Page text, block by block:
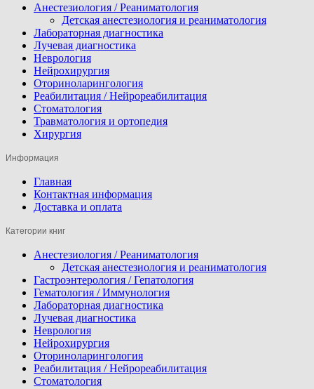
Анестезиология / Реаниматология
Детская анестезиология и реаниматология
Лабораторная диагностика
Лучевая диагностика
Неврология
Нейрохирургия
Оториноларингология
Реабилитация / Нейрореабилитация
Стоматология
Травматология и ортопедия
Хирургия
Информация
Главная
Контактная информация
Доставка и оплата
Категории книг
Анестезиология / Реаниматология
Детская анестезиология и реаниматология
Гастроэнтерология / Гепатология
Гематология / Иммунология
Лабораторная диагностика
Лучевая диагностика
Неврология
Нейрохирургия
Оториноларингология
Реабилитация / Нейрореабилитация
Стоматология